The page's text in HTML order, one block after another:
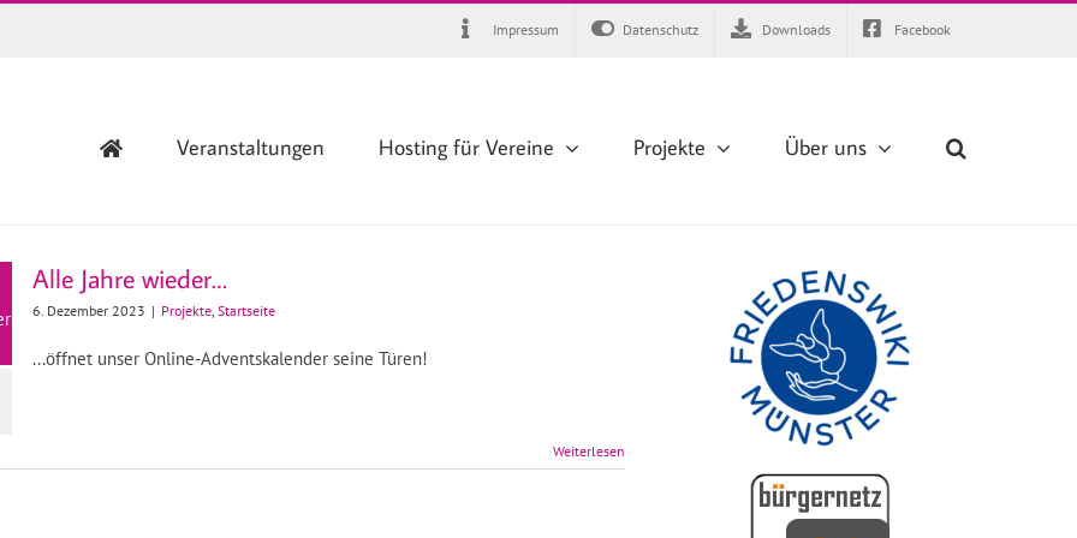
Impressum Datenschutz Downloads Facebook
Veranstaltungen Hosting für Vereine Projekte Über uns
Alle Jahre wieder…
6. Dezember 2023 | Projekte, Startseite
...öffnet unser Online-Adventskalender seine Türen!
Weiterlesen